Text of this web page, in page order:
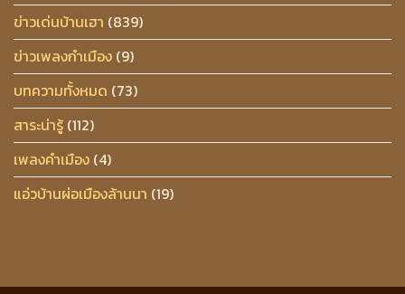
ข่าวเด่นบ้านเฮา (839)
ข่าวเพลงกำเมือง (9)
บทความทั้งหมด (73)
สาระน่ารู้ (112)
เพลงคำเมือง (4)
แอ่วบ้านผ่อเมืองล้านนา (19)